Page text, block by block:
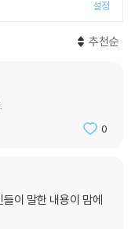
지 못한다. 현실은 언제
. 어떻게 정말 안전하고
으면 사용자들을 행복하
도 물론 중요하지만 인류
는 고민을 많이 했다.
설정
추천순
0
이 말한 내용이 맘에